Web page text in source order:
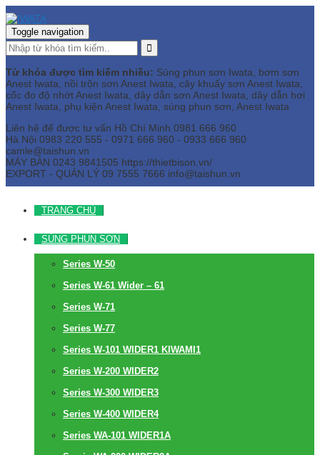
Toggle navigation
Từ khóa được tìm kiếm nhiều: Súng phun sơn Iwata, bơm sơn
Anest Iwata, nồi trộn sơn Anest Iwata, cây khuấy sơn Anest Iwata,
cốc đo độ nhớt Anest Iwata, dây dẫn sơn Anest Iwata, dây dẫn hơi
Anest Iwata, phụ kiện Anest Iwata, súng phun sơn, Anest Iwata
Liên hệ để được tư vấn Hồ Chí Minh 0981 666 960
Hà Nội 0983 220 555 - 0971 666 960 - 0933 666 960
camle@taishun.vn
MÁY BÀN 0243 9841505 https://thietbison.vn/
EXPORT - QUẢN LÝ 09 7555 7666 info@taishun.vn
TRANG CHỦ
SÚNG PHUN SƠN
Series W-50
Series W-61 Wider – 61
Series W-71
Series W-77
Series W-101 WIDER1 KIWAMI1
Series W-200 WIDER2
Series W-300 WIDER3
Series W-400 WIDER4
Series WA-101 WIDER1A